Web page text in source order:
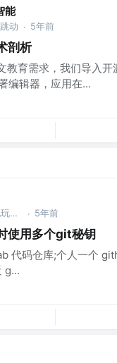
能
动 · 5年前
剖析
教育需求，我们导入开
编辑器，应用在...
微信搜 「锐玩道」 · 5年前
使用多个git秘钥
代码仓库;个人一个
g...